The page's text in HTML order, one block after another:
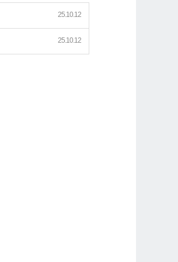
25.10.12
25.10.12